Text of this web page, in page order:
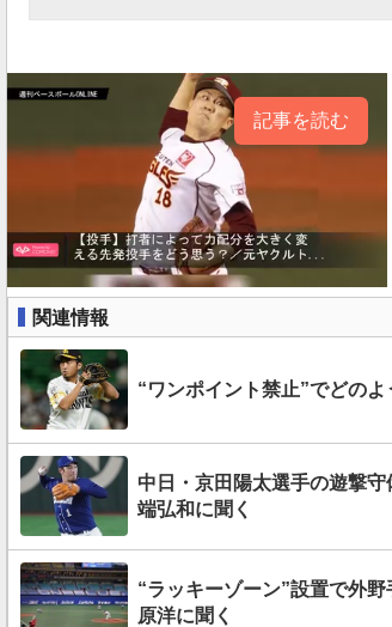
記事を読む
関連情報
“ワンポイント禁止”でどの
中日・京田陽太選手の遊撃
端弘和に聞く
“ラッキーゾーン”設置で外
原洋に聞く